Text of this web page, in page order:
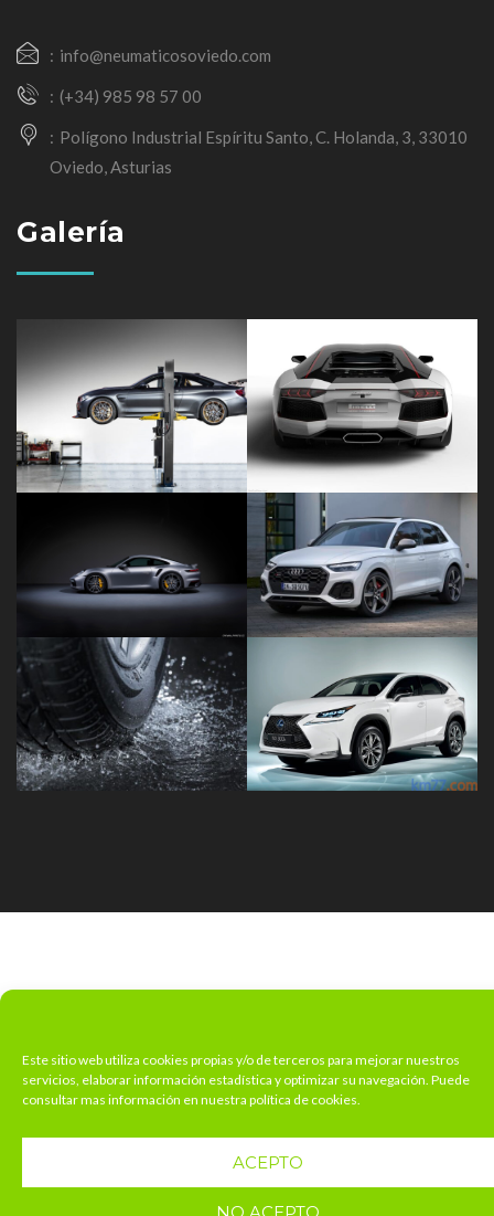
Este sitio web utiliza cookies propias y/o de terceros para mejorar nuestros
servicios, elaborar información estadística y optimizar su navegación. Puede
consultar mas información en nuestra política de cookies.
ACEPTO
NO ACEPTO
info@neumaticosoviedo.com
(+34) 985 98 57 00
Polígono Industrial Espíritu Santo, C. Holanda, 3, 33010
Oviedo, Asturias
Galería